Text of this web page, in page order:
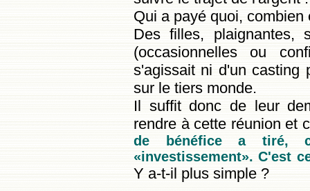
Qui a payé quoi, combien
Des filles, plaignantes,
(occasionnelles ou
s'agissait ni d'un casting
sur le tiers monde.
Il suffit donc de leur
rendre à cette réunion et
de bénéfice a tiré,
«investissement». C'est
Y a-t-il plus simple ?